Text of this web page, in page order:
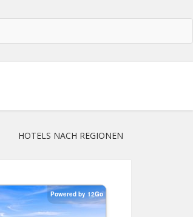
HOTELS NACH REGIONEN